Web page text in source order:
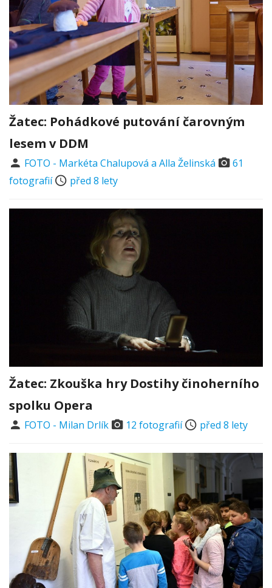
Žatec: Pohádkové putování čarovným
lesem v DDM
FOTO - Markéta Chalupová a Alla Želinská
61
fotografií
před 8 lety
Žatec: Zkouška hry Dostihy činoherního
spolku Opera
FOTO - Milan Drlík 12 fotografií před 8 lety